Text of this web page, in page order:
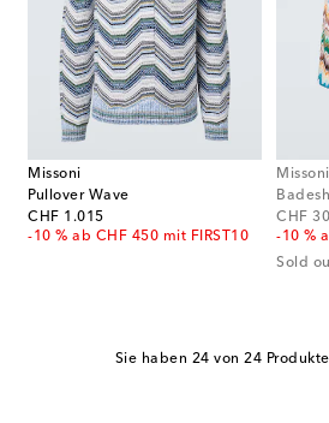
Missoni
Pullover Wave
CHF 1.015
original price
-10 % ab CHF 450 mit FIRST10
Missoni
CHF
original
-10 %
Sold
Sie haben 24 von 24